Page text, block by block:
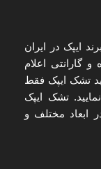
ایپک در ایران
گارانتی اعلام
تشک ایپک فقط
تشک ایپک
ابعاد مختلف و